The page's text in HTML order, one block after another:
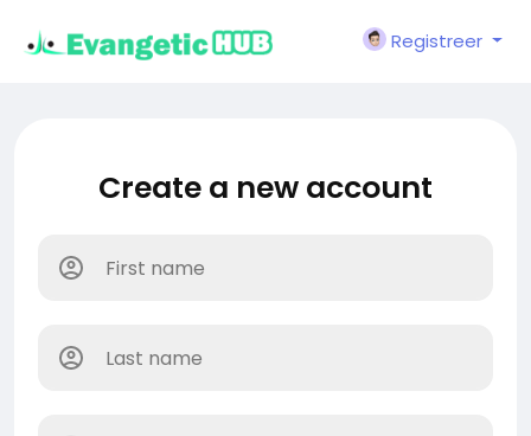
Registreer
Create a new account